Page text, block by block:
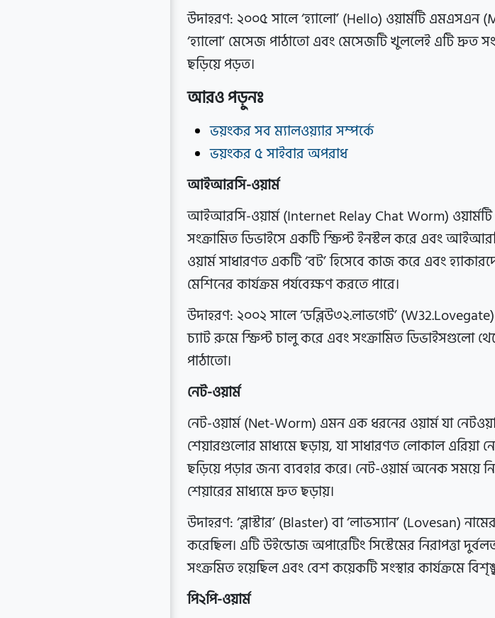
উদাহরণ: ২০০৫ সালে ‘হ্যালো’ (Hello) ওয়ার্মটি এমএসএন
‘হ্যালো’ মেসেজ পাঠাতো এবং মেসেজটি খুললেই এটি দ্রুত
ছড়িয়ে পড়ত।
আরও পড়ুনঃ
ভয়ংকর সব ম্যালওয়্যার সম্পর্কে
ভয়ংকর ৫ সাইবার অপরাধ
আইআরসি-ওয়ার্ম
আইআরসি-ওয়ার্ম (Internet Relay Chat Worm)
সংক্রামিত ডিভাইসে একটি স্ক্রিপ্ট ইনস্টল করে এবং
ওয়ার্ম সাধারণত একটি ‘বট’ হিসেবে কাজ করে এবং
মেশিনের কার্যক্রম পর্যবেক্ষণ করতে পারে।
উদাহরণ: ২০০২ সালে ‘ডব্লিউ৩২.লাভগেট’
চ্যাট রুমে স্ক্রিপ্ট চালু করে এবং সংক্রামিত ডিভাইসগুলো
পাঠাতো।
নেট-ওয়ার্ম
নেট-ওয়ার্ম (Net-Worm) এমন এক ধরনের ওয়ার্ম যা
শেয়ারগুলোর মাধ্যমে ছড়ায়, যা সাধারণত লোকাল এরিয়া
ছড়িয়ে পড়ার জন্য ব্যবহার করে। নেট-ওয়ার্ম অনেক সময়ে
শেয়ারের মাধ্যমে দ্রুত ছড়ায়।
উদাহরণ: ‘ব্লাস্টার’ (Blaster) বা ‘লাভস্যান’ (Lovesan)
করেছিল। এটি উইন্ডোজ অপারেটিং সিস্টেমের নিরাপত্তা
সংক্রমিত হয়েছিল এবং বেশ কয়েকটি সংস্থার কার্যক্রমে
পি২পি-ওয়ার্ম